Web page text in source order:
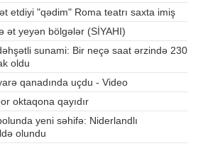
etdiyi "qədim" Roma teatrı saxta imiş
ət yeyən bölgələr (SİYAHI)
sunami: Bir neçə saat ərzində 230
oldu
qanadında uçdu - Video
oktaqona qayıdır
yeni səhifə: Niderlandlı
olundu